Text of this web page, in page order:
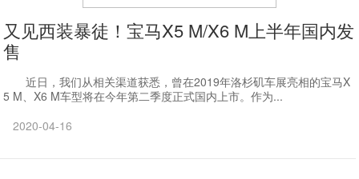
又见西装暴徒！宝马X5 M/X6 M上半年国内发
售
近日，我们从相关渠道获悉，曾在2019年洛杉矶车展亮相的宝马X
5 M、X6 M车型将在今年第二季度正式国内上市。作为...
2020-04-16